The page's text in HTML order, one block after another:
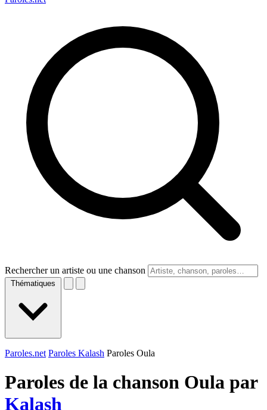
Rechercher un artiste ou une chanson
Thématiques
Paroles.net Paroles Kalash Paroles Oula
Paroles de la chanson Oula par
Kalash